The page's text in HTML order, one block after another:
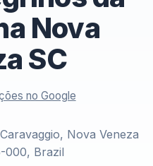
Nova
SC
no Google
Nova Veneza
000, Brazil